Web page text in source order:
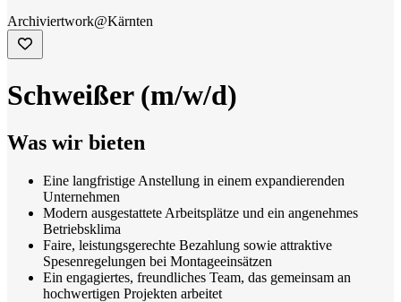
Archiviertwork@Kärnten
Schweißer (m/w/d)
Was wir bieten
Eine langfristige Anstellung in einem expandierenden
Unternehmen
Modern ausgestattete Arbeitsplätze und ein angenehmes
Betriebsklima
Faire, leistungsgerechte Bezahlung sowie attraktive
Spesenregelungen bei Montageeinsätzen
Ein engagiertes, freundliches Team, das gemeinsam an
hochwertigen Projekten arbeitet